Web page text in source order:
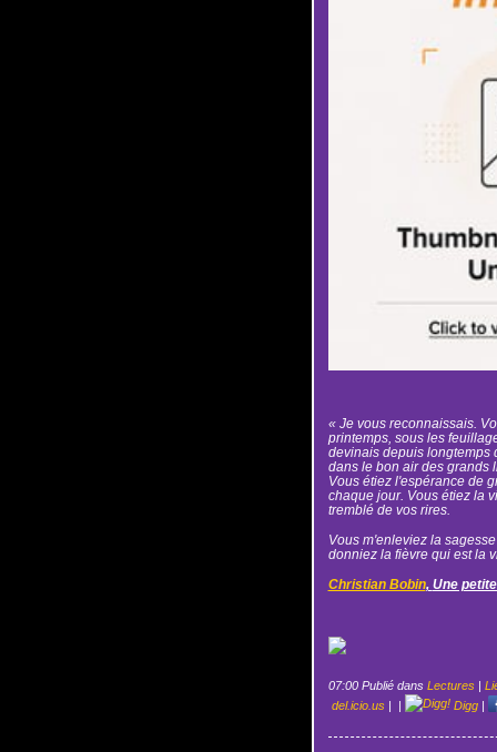
« Je vous reconnaissais.
printemps, sous les
devinais depuis longtemps
dans le bon air des grands
Vous étiez l'espérance de
chaque jour. Vous étiez la
tremblé de vos rires.
Vous m'enleviez la
donniez la fièvre qui est la
Christian Bobin, Une
07:00 Publié dans Lectures |
del.icio.us | | Digg|